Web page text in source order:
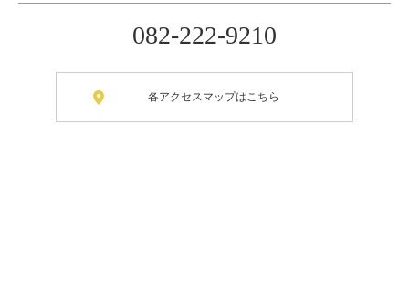
082-222-9210
各アクセスマップはこちら